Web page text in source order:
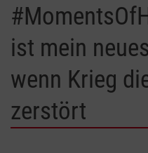
ist mein
wenn Krieg
zerstört